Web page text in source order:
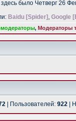
здесь было Четверг 26
Baidu [Spider] , Google
, Модераторы
| Пользователей: 922 |